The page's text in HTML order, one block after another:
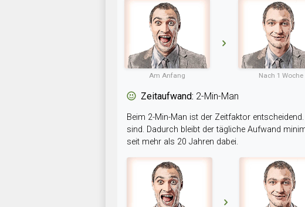
Am Anfang Nach 1 Woche
Zeitaufwand: 2-Min-Man
Beim 2-Min-Man ist der Zeitfaktor
sind. Dadurch bleibt der tägliche Aufwand
seit mehr als 20 Jahren dabei.